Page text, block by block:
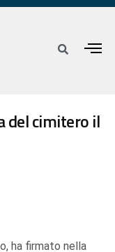
del cimitero il
ha firmato nella